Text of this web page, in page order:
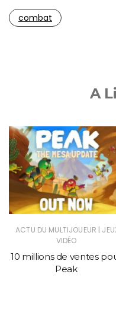
combat
A
ACTU DU MULTIJOUEUR |
VIDÉO
10 millions de ventes
Peak